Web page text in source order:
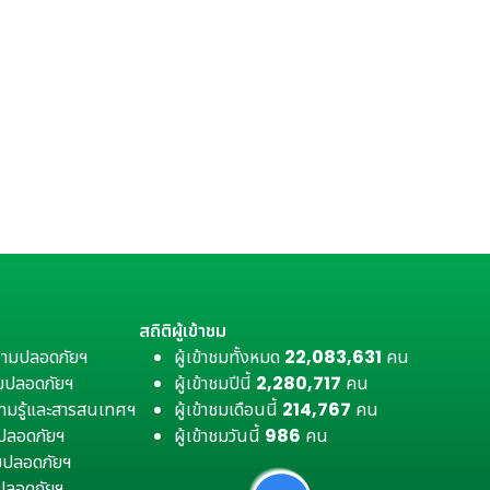
มปลอดภัยฯ
ปลอดภัยฯ
รู้และสารสนเทศฯ
ลอดภัยฯ
ลอดภัยฯ
สถิติผู้เข้าชม
ผู้เข้าชมทั้งหมด 22,083,631 คน
ผู้เข้าชมปีนี้ 2,280,717 คน
ผู้เข้าชมเดือนนี้ 214,767 คน
ผู้เข้าชมวันนี้ 986 คน